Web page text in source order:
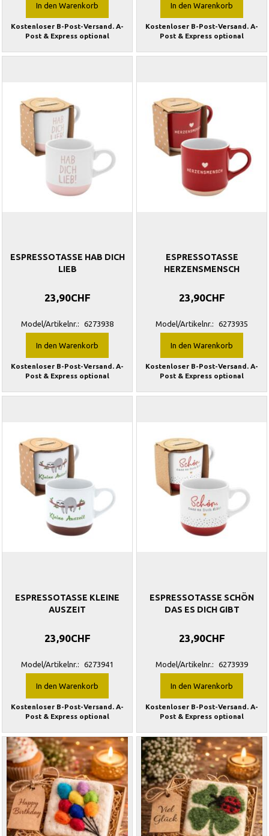
In den Warenkorb
Kostenloser B-Post-Versand. A-
Post & Express optional
In den Warenkorb
Kostenloser B-Post-Versand. A-
Post & Express optional
ESPRESSOTASSE HAB DICH
LIEB
23,90CHF
Model/Artikelnr.: 6273938
In den Warenkorb
Kostenloser B-Post-Versand. A-
Post & Express optional
ESPRESSOTASSE
HERZENSMENSCH
23,90CHF
Model/Artikelnr.: 6273935
In den Warenkorb
Kostenloser B-Post-Versand. A-
Post & Express optional
ESPRESSOTASSE KLEINE
AUSZEIT
23,90CHF
Model/Artikelnr.: 6273941
In den Warenkorb
Kostenloser B-Post-Versand. A-
Post & Express optional
ESPRESSOTASSE SCHÖN
DAS ES DICH GIBT
23,90CHF
Model/Artikelnr.: 6273939
In den Warenkorb
Kostenloser B-Post-Versand. A-
Post & Express optional